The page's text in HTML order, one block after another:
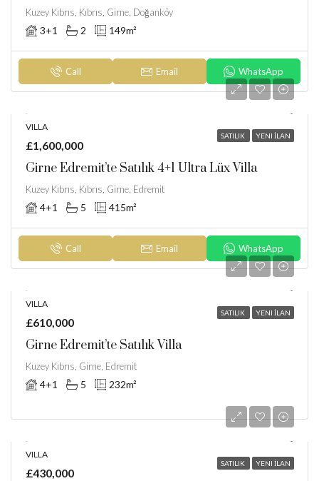
Kuzey Kıbrıs, Kıbrıs, Girne, Doğanköy
3+1 2 149m²
Call Email WhatsApp
SATILIK YENI İLAN
VILLA
£1,600,000
Girne Edremit’te Satılık 4+1 Ultra Lüx Villa
Kuzey Kıbrıs, Kıbrıs, Girne, Edremit
4+1 5 415m²
Call Email WhatsApp
SATILIK YENI İLAN
VILLA
£610,000
Girne Edremit’te Satılık Villa
Kuzey Kıbrıs, Girne, Edremit
4+1 5 232m²
SATILIK YENI İLAN
VILLA
£430,000